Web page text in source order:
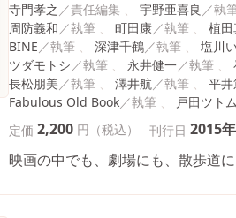
寺門孝之 宇野亜喜良
周防義和
町田康 植
BINE
深津千鶴 塩川
ツダモトシ
永井健一
長松朋美
澤井航 平
Fabulous Old Book
戸田ツトム
定価 2,200 円（税込） 刊行日 2015
映画の中でも、劇場にも、散歩道